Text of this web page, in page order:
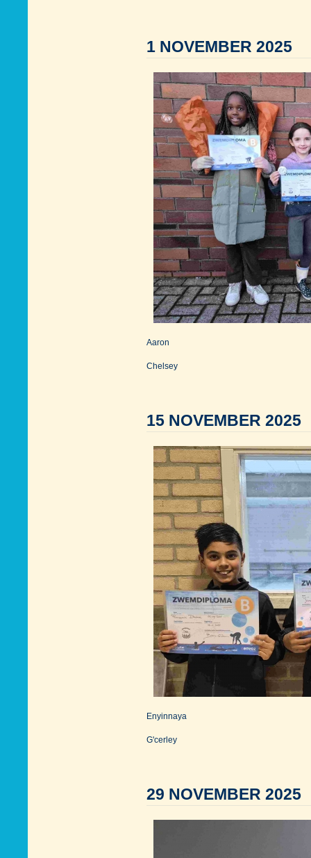
1 NOVEMBER 2025
Aaron
Chelsey
15 NOVEMBER 2025
Enyinnaya
G'cerley
29 NOVEMBER 2025